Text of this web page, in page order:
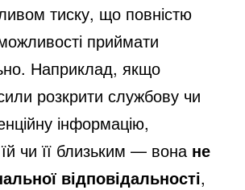
тиску, що повністю
приймати
Наприклад, якщо
розкрити службову чи
інформацію,
чи її близьким — вона не
відповідальності,